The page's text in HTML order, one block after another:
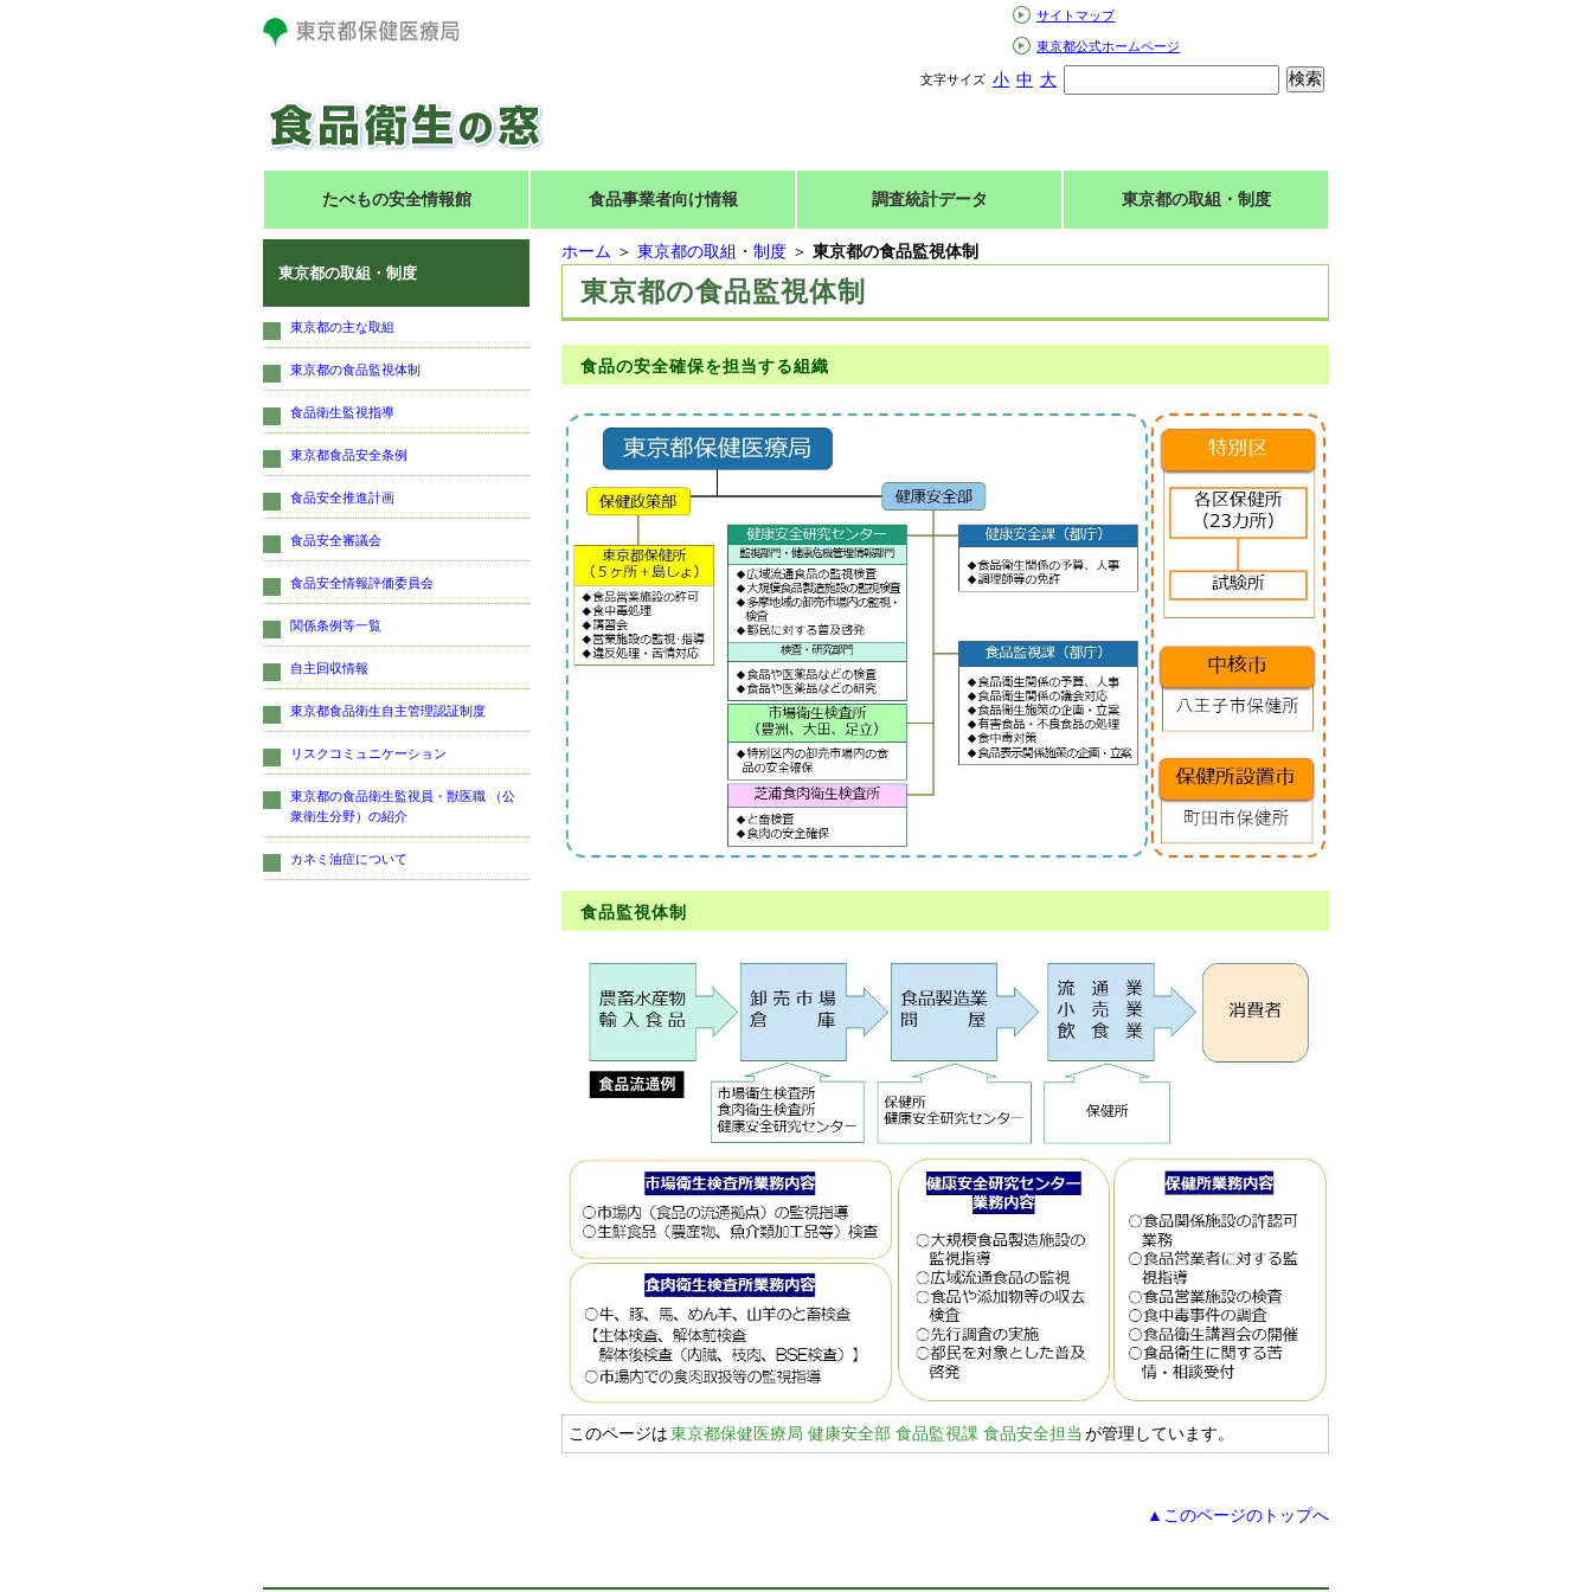
サイトマップ
東京都公式ホームページ
文字サイズ 小 中 大
たべもの安全情報館 食品事業者向け情報 調査統計データ 東京都の取組・制度
ホーム ＞ 東京都の取組・制度 ＞ 東京都の食品監視体制
東京都の食品監視体制
食品の安全確保を担当する組織
食品監視体制
このページは東京都保健医療局 健康安全部 食品監視課 食品安全担当 が管理しています。
▲このページのトップへ
東京都の取組・制度
東京都の主な取組
東京都の食品監視体制
食品衛生監視指導
東京都食品安全条例
食品安全推進計画
食品安全審議会
食品安全情報評価委員会
関係条例等一覧
自主回収情報
東京都食品衛生自主管理認証制度
リスクコミュニケーション
東京都の食品衛生監視員・獣医職 （公
衆衛生分野）の紹介
カネミ油症について